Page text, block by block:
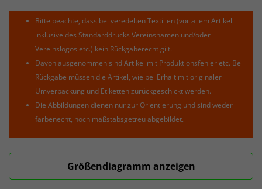
Bitte beachte, dass bei veredelten Textilien (vor allem Artikel
inklusive des Standarddrucks Vereinsnamen und/oder
Vereinslogos etc.) kein Rückgaberecht gilt.
Davon ausgenommen sind Artikel mit Produktionsfehler etc. Bei
Rückgabe müssen die Artikel, wie bei Erhalt mit originaler
Umverpackung und Etiketten zurückgeschickt werden.
Die Abbildungen dienen nur zur Orientierung und sind weder
farbenecht, noch maßstabsgetreu abgebildet.
Größendiagramm anzeigen